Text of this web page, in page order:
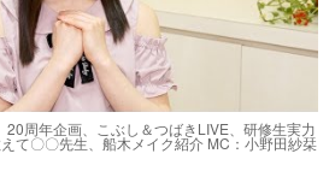
20周年企画、こぶし＆つばきLIVE、研修生実力
て〇〇先生、船木メイク紹介 MC：小野田紗栞